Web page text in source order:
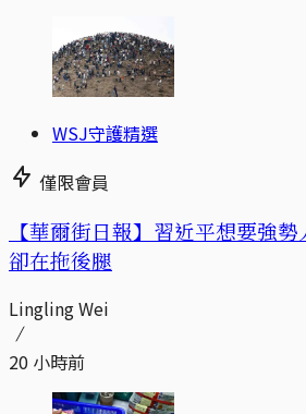
WSJ守護精選
僅限會員
【華爾街日報】習近平想要強
卻在拖後腿
Lingling Wei
20 小時前